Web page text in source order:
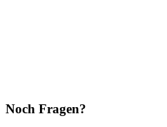
Noch Fragen?